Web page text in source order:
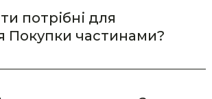
потрібні для
Покупки частинами?